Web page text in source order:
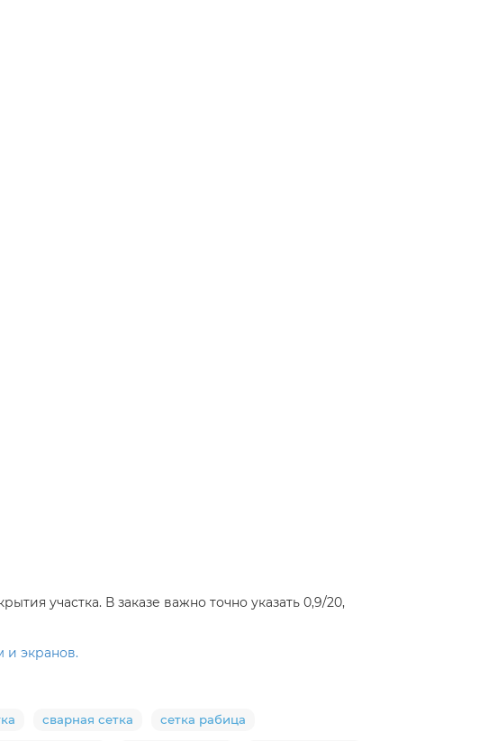
участка. В заказе важно точно указать 0,9/20,
и экранов.
сварная сетка сетка рабица